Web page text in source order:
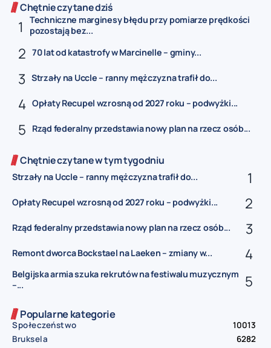
Chętnie czytane dziś
Techniczne marginesy błędu przy pomiarze prędkości
pozostają bez...
70 lat od katastrofy w Marcinelle – gminy...
Strzały na Uccle – ranny mężczyzna trafił do...
Opłaty Recupel wzrosną od 2027 roku – podwyżki...
Rząd federalny przedstawia nowy plan na rzecz osób...
Chętnie czytane w tym tygodniu
Strzały na Uccle – ranny mężczyzna trafił do...
Opłaty Recupel wzrosną od 2027 roku – podwyżki...
Rząd federalny przedstawia nowy plan na rzecz osób...
Remont dworca Bockstael na Laeken – zmiany w...
Belgijska armia szuka rekrutów na festiwalu muzycznym
–...
Popularne kategorie
Społeczeństwo
10013
Bruksela
6282